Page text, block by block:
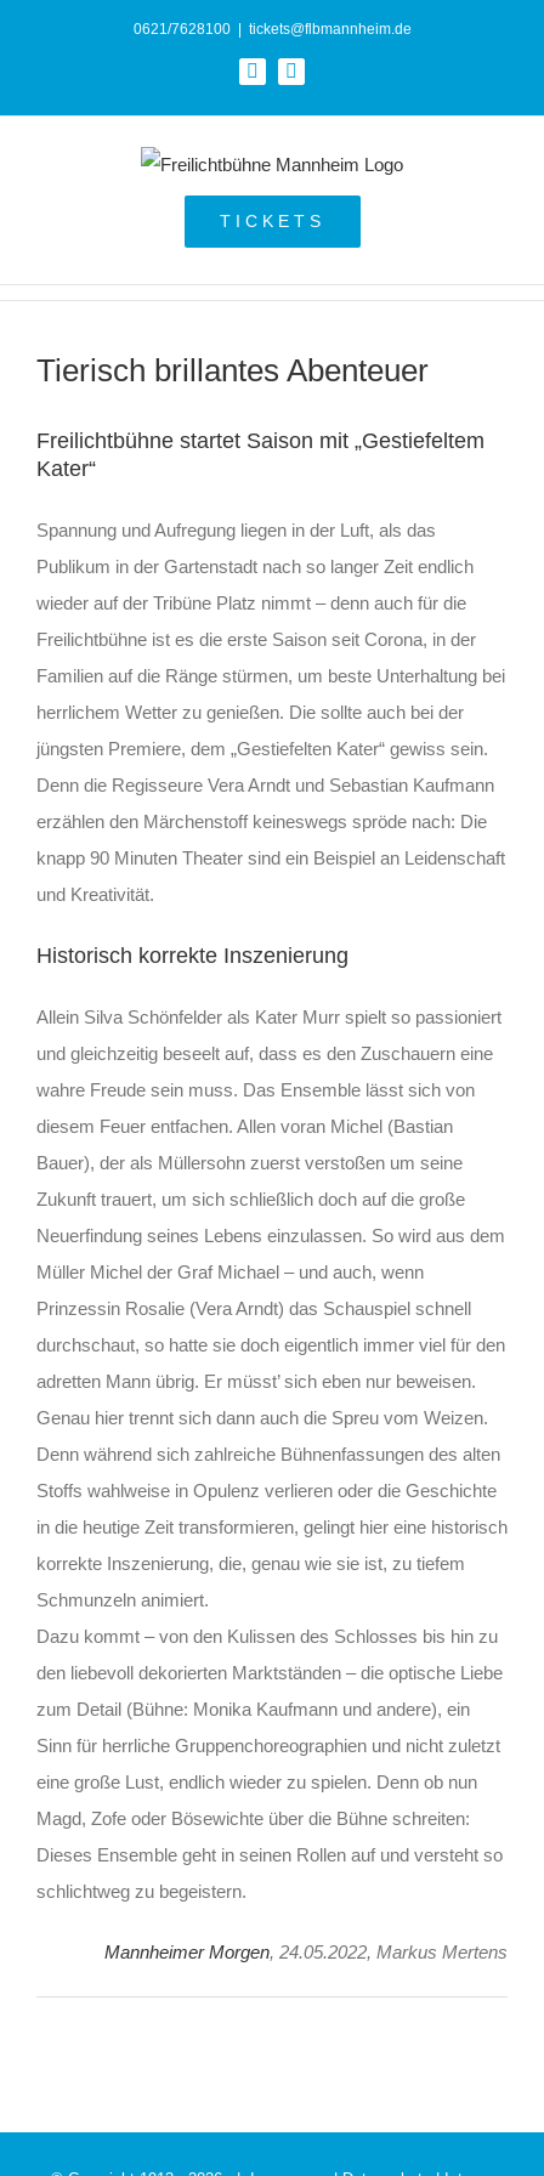
0621/7628100 tickets@flbmannheim.de
FacebookInstagram
TICKETS
Tierisch brillantes Abenteuer
Freilichtbühne startet Saison mit „Gestiefeltem
Kater“
Spannung und Aufregung liegen in der Luft, als das
Publikum in der Gartenstadt nach so langer Zeit endlich
wieder auf der Tribüne Platz nimmt – denn auch für die
Freilichtbühne ist es die erste Saison seit Corona, in der
Familien auf die Ränge stürmen, um beste Unterhaltung bei
herrlichem Wetter zu genießen. Die sollte auch bei der
jüngsten Premiere, dem „Gestiefelten Kater“ gewiss sein.
Denn die Regisseure Vera Arndt und Sebastian Kaufmann
erzählen den Märchenstoff keineswegs spröde nach: Die
knapp 90 Minuten Theater sind ein Beispiel an Leidenschaft
und Kreativität.
Historisch korrekte Inszenierung
Allein Silva Schönfelder als Kater Murr spielt so passioniert
und gleichzeitig beseelt auf, dass es den Zuschauern eine
wahre Freude sein muss. Das Ensemble lässt sich von
diesem Feuer entfachen. Allen voran Michel (Bastian
Bauer), der als Müllersohn zuerst verstoßen um seine
Zukunft trauert, um sich schließlich doch auf die große
Neuerfindung seines Lebens einzulassen. So wird aus dem
Müller Michel der Graf Michael – und auch, wenn
Prinzessin Rosalie (Vera Arndt) das Schauspiel schnell
durchschaut, so hatte sie doch eigentlich immer viel für den
adretten Mann übrig. Er müsst’ sich eben nur beweisen.
Genau hier trennt sich dann auch die Spreu vom Weizen.
Denn während sich zahlreiche Bühnenfassungen des alten
Stoffs wahlweise in Opulenz verlieren oder die Geschichte
in die heutige Zeit transformieren, gelingt hier eine historisch
korrekte Inszenierung, die, genau wie sie ist, zu tiefem
Schmunzeln animiert.
Dazu kommt – von den Kulissen des Schlosses bis hin zu
den liebevoll dekorierten Marktständen – die optische Liebe
zum Detail (Bühne: Monika Kaufmann und andere), ein
Sinn für herrliche Gruppenchoreographien und nicht zuletzt
eine große Lust, endlich wieder zu spielen. Denn ob nun
Magd, Zofe oder Bösewichte über die Bühne schreiten:
Dieses Ensemble geht in seinen Rollen auf und versteht so
schlichtweg zu begeistern.
Mannheimer Morgen, 24.05.2022, Markus Mertens